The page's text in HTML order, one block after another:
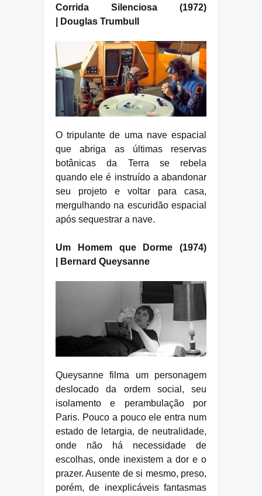
Corrida Silenciosa (1972)
| Douglas Trumbull
O tripulante de uma nave espacial
que abriga as últimas reservas
botânicas da Terra se rebela
quando ele é instruído a abandonar
seu projeto e voltar para casa,
mergulhando na escuridão espacial
após sequestrar a nave.
Um Homem que Dorme (1974)
| Bernard Queysanne
Queysanne filma um personagem
deslocado da ordem social, seu
isolamento e perambulação por
Paris. Pouco a pouco ele entra num
estado de letargia, de neutralidade,
onde não há necessidade de
escolhas, onde inexistem a dor e o
prazer. Ausente de si mesmo, preso,
porém, de inexplicáveis fantasmas